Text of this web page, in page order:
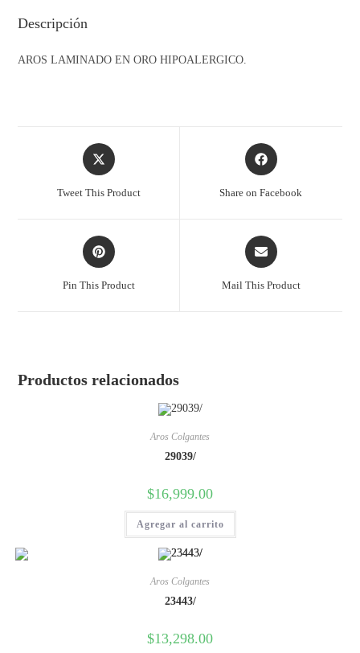
Descripción
AROS LAMINADO EN ORO HIPOALERGICO.
Tweet This Product Share on Facebook
Pin This Product Mail This Product
Productos relacionados
Aros Colgantes
29039/
$16,999.00
Agregar al carrito
Aros Colgantes
23443/
$13,298.00